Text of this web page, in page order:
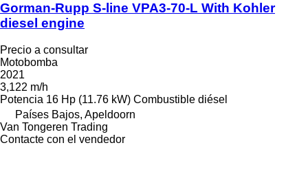
Gorman-Rupp S-line VPA3-70-L With Kohler
diesel engine
Precio a consultar
Motobomba
2021
3,122 m/h
Potencia 16 Hp (11.76 kW) Combustible diésel
Países Bajos, Apeldoorn
Van Tongeren Trading
Contacte con el vendedor